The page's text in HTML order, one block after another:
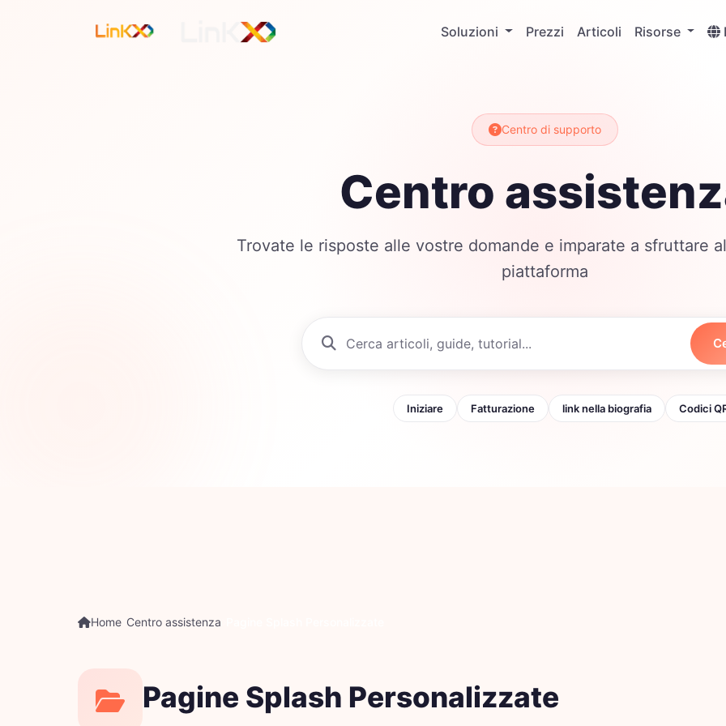
Soluzioni Prezzi Articoli Risorse
Centro di supporto
Centro
Trovate le risposte alle vostre domande e imparate a sfruttare
piattaforma
Iniziare Fatturazione link nella biografia Codici
Home Centro assistenza
Pagine Splash Personalizzate